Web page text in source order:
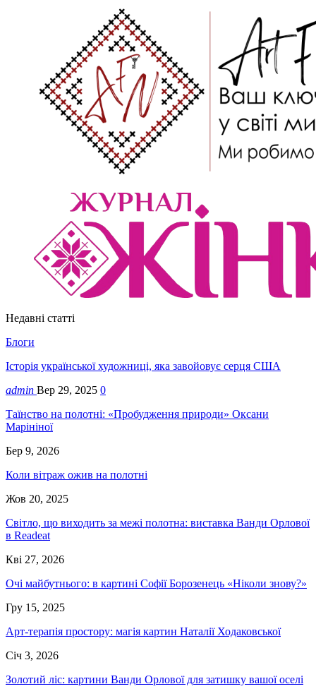
Недавні статті
Блоги
Історія української художниці, яка завойовує серця США
admin Вер 29, 2025 0
Таїнство на полотні: «Пробудження природи» Оксани
Марініної
Бер 9, 2026
Коли вітраж ожив на полотні
Жов 20, 2025
Світло, що виходить за межі полотна: виставка Ванди Орлової
в Readeat
Кві 27, 2026
Очі майбутнього: в картині Софії Борозенець «Ніколи знову?»
Гру 15, 2025
Арт-терапія простору: магія картин Наталії Ходаковської
Січ 3, 2026
Золотий ліс: картини Ванди Орлової для затишку вашої оселі